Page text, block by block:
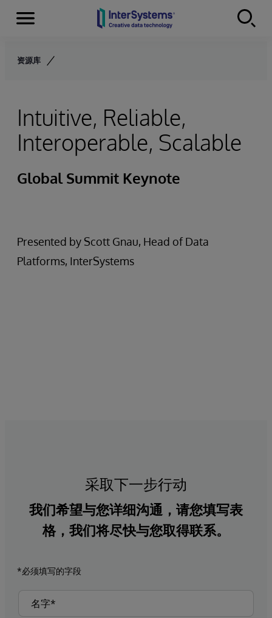
Skip to content
Menu
资源库
Intuitive, Reliable,
Interoperable, Scalable
Global Summit Keynote
Presented by Scott Gnau, Head of Data
Platforms, InterSystems
采取下一步行动
我们希望与您详细沟通，请您填写表
格，我们将尽快与您取得联系。
*必须填写的字段